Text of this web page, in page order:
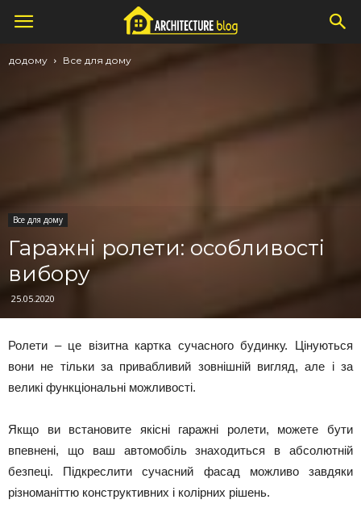
додому Все для дому
Все для дому
Гаражні ролети: особливості
вибору
25.05.2020
Ролети – це візитна картка сучасного будинку. Цінуються
вони не тільки за привабливий зовнішній вигляд, але і за
великі функціональні можливості.
Якщо ви встановите якісні гаражні ролети, можете бути
впевнені, що ваш автомобіль знаходиться в абсолютній
безпеці. Підкреслити сучасний фасад можливо завдяки
різноманіттю конструктивних і колірних рішень.